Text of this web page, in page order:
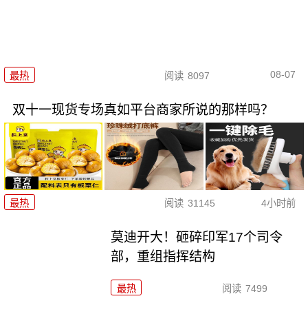
最热 阅读 8097 08-07
双十一现货专场真如平台商家所说的那样吗？
最热 阅读 31145 4小时前
莫迪开大！砸碎印军17个司令
部，重组指挥结构
最热 阅读 7499